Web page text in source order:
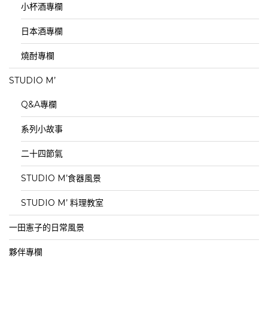
小杯酒專欄
日本酒專欄
燒酎專欄
STUDIO M’
Q&A專欄
系列小故事
二十四節氣
STUDIO M’食器風景
STUDIO M’ 料理教室
一田憲子的日常風景
夥伴專欄